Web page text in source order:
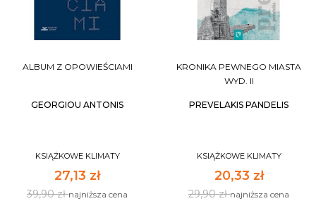
ALBUM Z OPOWIEŚCIAMI
GEORGIOU ANTONIS
KSIĄŻKOWE KLIMATY
27,13 zł
39,90 złnajniższa cena
KRONIKA PEWNEGO MIASTA
WYD. II
PREVELAKIS PANDELIS
KSIĄŻKOWE KLIMATY
20,33 zł
29,90 złnajniższa cena